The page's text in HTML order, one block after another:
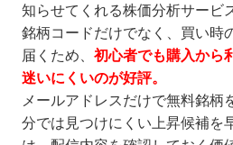
知らせてくれる株価分析サービ
銘柄コードだけでなく、買い時
届くため、初心者でも購入から
迷いにくいのが好評。
メールアドレスだけで無料銘柄
分では見つけにくい上昇候補を